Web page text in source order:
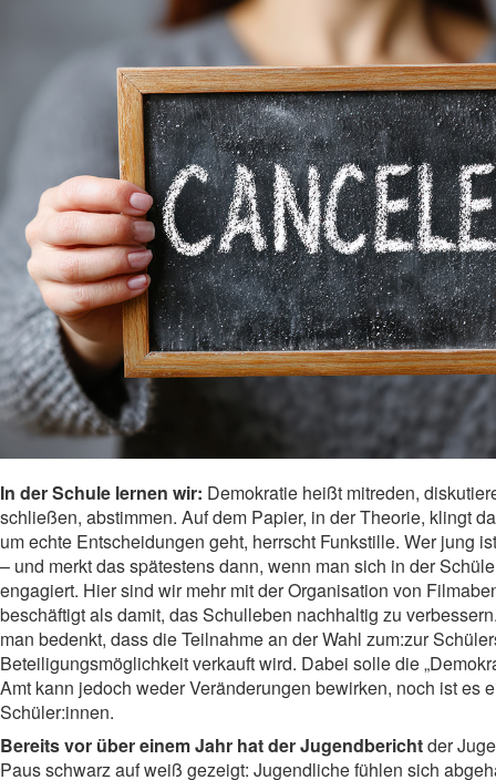
In der Schule lernen wir: Demokratie heißt mitreden,
schließen, abstimmen. Auf dem Papier, in der Theorie, klingt
um echte Entscheidungen geht, herrscht Funkstille. Wer jung
– und merkt das spätestens dann, wenn man sich in der
engagiert. Hier sind wir mehr mit der Organisation von
beschäftigt als damit, das Schulleben nachhaltig zu
man bedenkt, dass die Teilnahme an der Wahl zum:zur
Beteiligungsmöglichkeit verkauft wird. Dabei solle die
Amt kann jedoch weder Veränderungen bewirken, noch ist es
Schüler:innen.
Bereits vor über einem Jahr hat der Jugendberichtder
Paus schwarz auf weiß gezeigt: Jugendliche fühlen sich